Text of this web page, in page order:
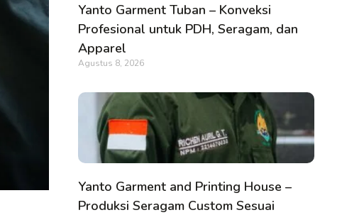
Yanto Garment Tuban – Konveksi
Profesional untuk PDH, Seragam, dan
Apparel
Agustus 8, 2026
Yanto Garment and Printing House –
Produksi Seragam Custom Sesuai